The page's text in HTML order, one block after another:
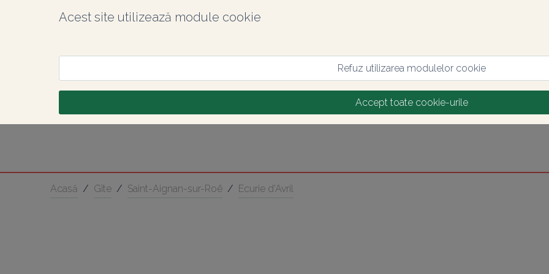
Acest site utilizează module cookie
Refuz utilizarea modulelor cookie
Accept toate cookie-urile
Acasă / Gîte / Saint-Aignan-sur-Roë / Ecurie d'Avril